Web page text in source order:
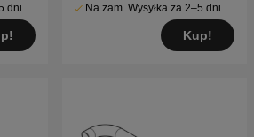
dni Na zam. Wysyłka za 2–5 dni
Kup!